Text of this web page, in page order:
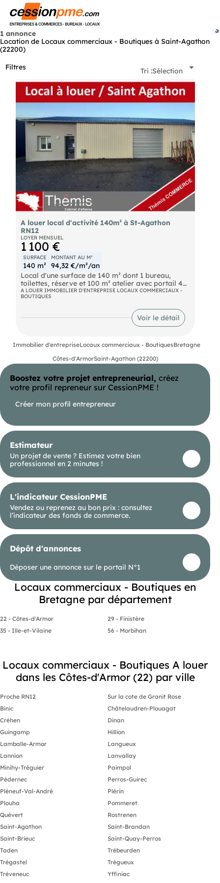
1 annonce
Location de Locaux commerciaux - Boutiques à Saint-Agathon
(22200)
Filtres
3
Tri :Sélection
A louer local d'activité 140m² à St-Agathon
RN12
LOYER MENSUEL
1 100 €
SURFACE
140 m²
MONTANT AU M²
94,32 €/m²/an
Local d'une surface de 140 m² dont 1 bureau,
toilettes, réserve et 100 m² atelier avec portail 4
par 3.
Parking sur le devant.
A LOUER IMMOBILIER D'ENTREPRISE LOCAUX COMMERCIAUX -
BOUTIQUES
Voir le détail
Immobilier d'entrepriseLocaux commerciaux - BoutiquesBretagne
Côtes-d'ArmorSaint-Agathon (22200)
Boostez votre projet entrepreneurial, créez
votre profil repreneur sur CessionPME !
Créer mon profil entrepreneur
Estimateur
Un projet de vente ? Estimez votre bien
professionnel en 2 minutes !
L'indicateur CessionPME
Vendez ou reprenez au bon prix : consultez
l’indicateur des fonds de commerce.
Dépôt d'annonces
Déposer une annonce sur le portail N°1
Locaux commerciaux - Boutiques en
Bretagne par département
22 - Côtes-d'Armor
29 - Finistère
35 - Ille-et-Vilaine
56 - Morbihan
Locaux commerciaux - Boutiques A louer
dans les Côtes-d'Armor (22) par ville
Proche RN12
Sur la cote de Granit Rose
Binic
Châtelaudren-Plouagat
Créhen
Dinan
Guingamp
Hillion
Lamballe-Armor
Langueux
Lannion
Lanvallay
Minihy-Tréguier
Paimpol
Pédernec
Perros-Guirec
Pléneuf-Val-André
Plérin
Plouha
Pommeret
Quévert
Rostrenen
Saint-Agathon
Saint-Brandan
Saint-Brieuc
Saint-Quay-Perros
Taden
Trébeurden
Trégastel
Trégueux
Tréveneuc
Yffiniac